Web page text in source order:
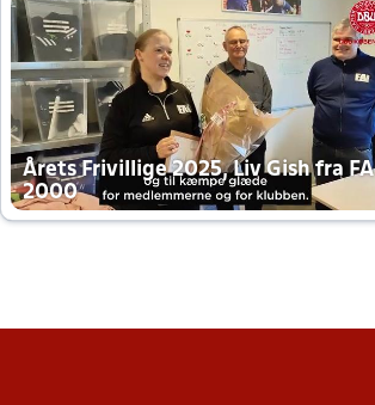
Årets Frivillige 2025, Liv Gish fra FA
2000